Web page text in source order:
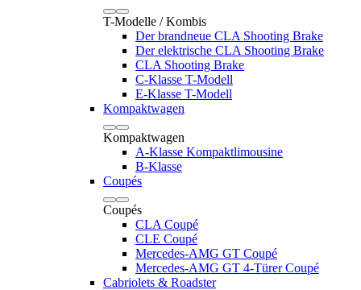
T-Modelle / Kombis
Der brandneue CLA Shooting Brake
Der elektrische CLA Shooting Brake
CLA Shooting Brake
C-Klasse T-Modell
E-Klasse T-Modell
Kompaktwagen
Kompaktwagen
A-Klasse Kompaktlimousine
B-Klasse
Coupés
Coupés
CLA Coupé
CLE Coupé
Mercedes-AMG GT Coupé
Mercedes-AMG GT 4-Türer Coupé
Cabriolets & Roadster